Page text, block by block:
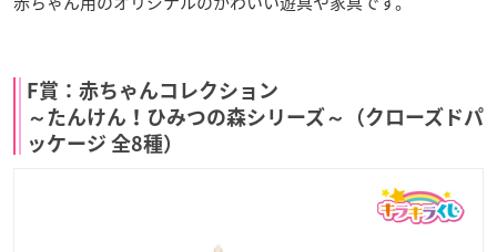
F賞：赤ちゃんコレクション
～たんけん！ひみつの森シリーズ～（クローズドパ
ッケージ 全8種）